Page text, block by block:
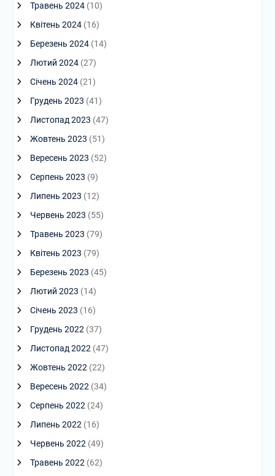
Травень 2024(10)
Квітень 2024(16)
Березень 2024(14)
Лютий 2024(27)
Січень 2024(21)
Грудень 2023 (41)
Листопад 2023 (47)
Жовтень 2023 (51)
Вересень 2023 (52)
Серпень 2023 (9)
Липень 2023 (12)
Червень 2023 (55)
Травень 2023 (79)
Квітень 2023 (79)
Березень 2023 (45)
Лютий 2023 (14)
Січень 2023 (16)
Грудень 2022 (37)
Листопад 2022 (47)
Жовтень 2022 (22)
Вересень 2022 (34)
Серпень 2022 (24)
Липень 2022 (16)
Червень 2022 (49)
Травень 2022 (62)